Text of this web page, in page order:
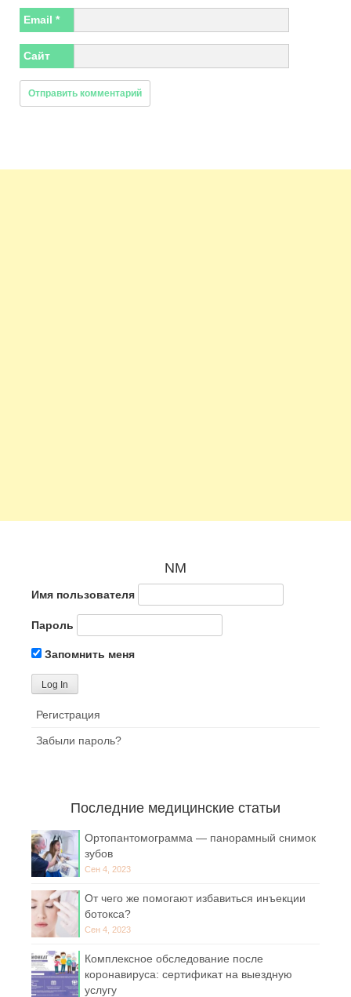
Email *
Сайт
NM
Имя пользователя
Пароль
Запомнить меня
Регистрация
Забыли пароль?
Последние медицинские статьи
Ортопантомограмма — панорамный снимок
зубов
Сен 4, 2023
От чего же помогают избавиться инъекции
ботокса?
Сен 4, 2023
Комплексное обследование после
коронавируса: сертификат на выездную
услугу